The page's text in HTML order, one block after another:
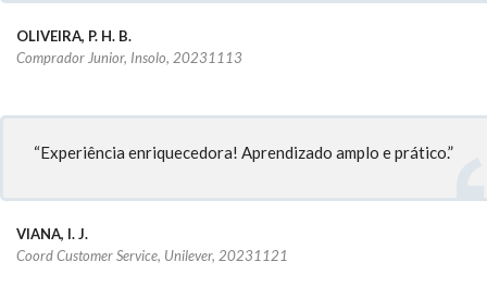
OLIVEIRA, P. H. B.
Comprador Junior, Insolo, 20231113
“Experiência enriquecedora! Aprendizado amplo e prático.”
VIANA, I. J.
Coord Customer Service, Unilever, 20231121